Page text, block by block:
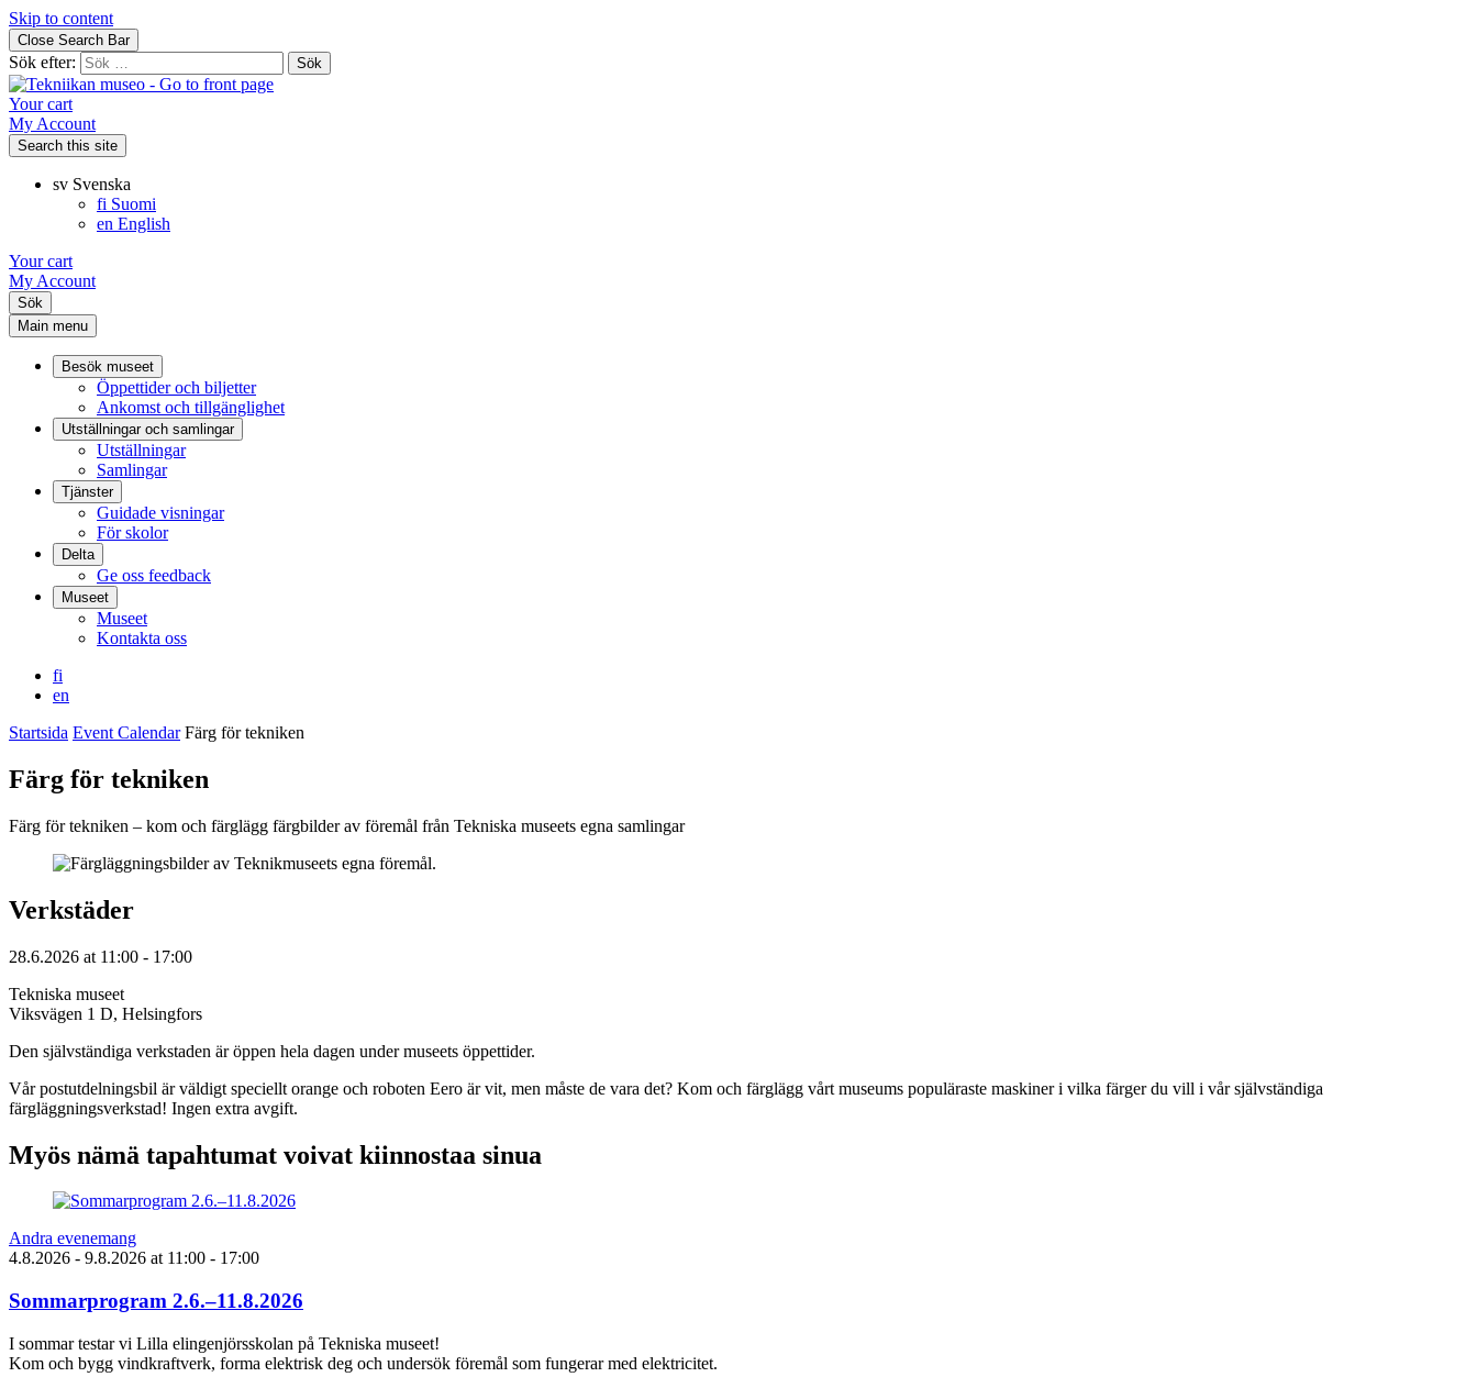
Skip to content
Close Search Bar
Sök efter:
Your cart
My Account
Search this site
sv Svenska
fi Suomi
en English
Your cart
My Account
Sök
Main menu
Besök museet
Öppettider och biljetter
Ankomst och tillgänglighet
Utställningar och samlingar
Utställningar
Samlingar
Tjänster
Guidade visningar
För skolor
Delta
Ge oss feedback
Museet
Museet
Kontakta oss
fi
en
Startsida Event Calendar Färg för tekniken
Färg för tekniken
Färg för tekniken – kom och färglägg färgbilder av föremål från Tekniska museets egna samlingar
Verkstäder
28.6.2026 at 11:00 - 17:00
Tekniska museet
Viksvägen 1 D, Helsingfors
Den självständiga verkstaden är öppen hela dagen under museets öppettider.
Vår postutdelningsbil är väldigt speciellt orange och roboten Eero är vit, men måste de vara det? Kom och färglägg vårt museums populäraste maskiner i vilka färger du vill i vår självständiga
färgläggningsverkstad! Ingen extra avgift.
Myös nämä tapahtumat voivat kiinnostaa sinua
Andra evenemang
4.8.2026 - 9.8.2026 at 11:00 - 17:00
Sommarprogram 2.6.–11.8.2026
I sommar testar vi Lilla elingenjörsskolan på Tekniska museet!
Kom och bygg vindkraftverk, forma elektrisk deg och undersök föremål som fungerar med elektricitet.